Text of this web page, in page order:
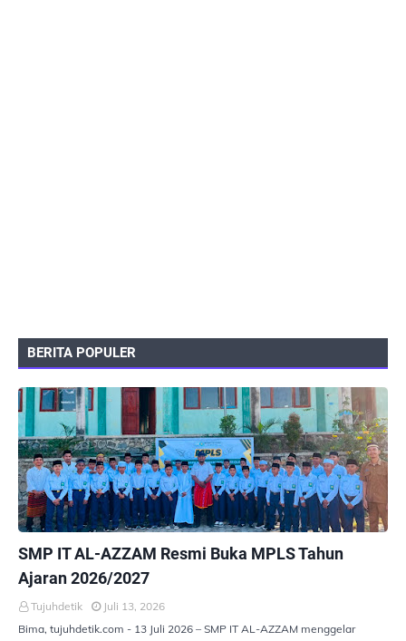
BERITA POPULER
SMP IT AL-AZZAM Resmi Buka MPLS Tahun
Ajaran 2026/2027
Tujuhdetik
Juli 13, 2026
Bima, tujuhdetik.com - 13 Juli 2026 – SMP IT AL-AZZAM menggelar